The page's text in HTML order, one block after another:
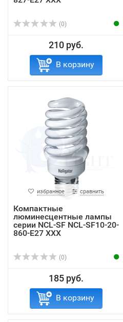
(0)
210 руб.
В корзину
избранное сравнить
Компактные
люминесцентные лампы
серии NCL-SF NCL-SF10-20-
860-E27 XXX
(0)
185 руб.
В корзину